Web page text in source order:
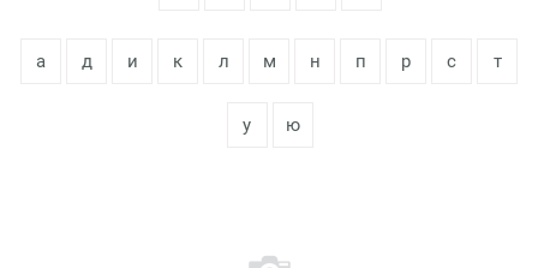
а д и к л м н п р с т
у ю